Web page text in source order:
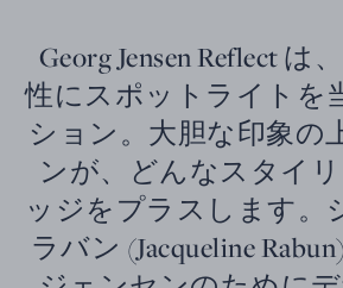
Georg Jensen Reflect は
性にスポットライトを
ション。大胆な印象の
ンが、どんなスタイ
ッジをプラスします。
ラバン (Jacqueline